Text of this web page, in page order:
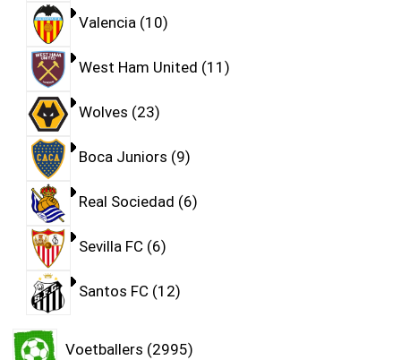
Valencia 10
West Ham United 11
Wolves 23
Boca Juniors 9
Real Sociedad 6
Sevilla FC 6
Santos FC 12
Voetballers 2995